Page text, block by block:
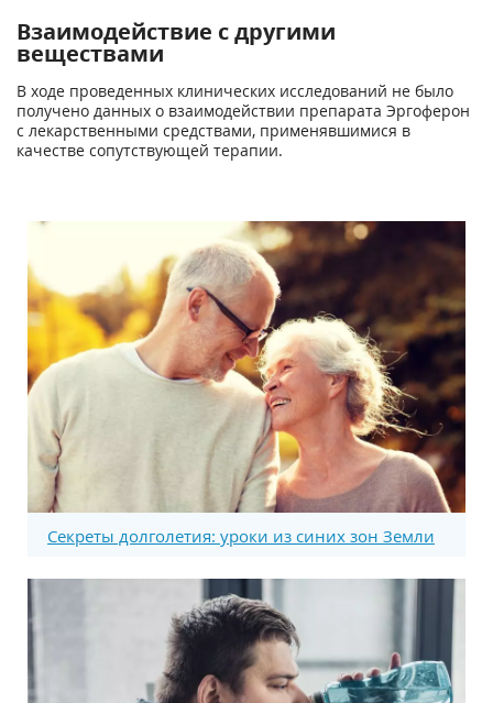
Взаимодействие с другими
веществами
В ходе проведенных клинических исследований не было
получено данных о взаимодействии препарата Эргоферон
с лекарственными средствами, применявшимися в
качестве сопутствующей терапии.
Секреты долголетия: уроки из синих зон Земли